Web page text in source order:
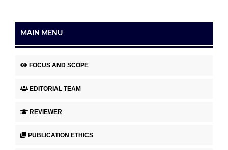
MAIN MENU
FOCUS AND SCOPE
EDITORIAL TEAM
REVIEWER
PUBLICATION ETHICS